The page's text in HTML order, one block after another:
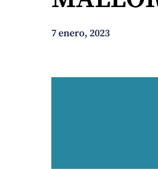
¿En qué podemos
7 enero, 2023